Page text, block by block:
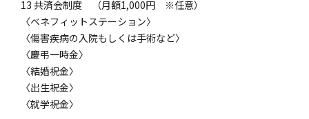
13 共済会制度 （月額1,000円 ※任意）
〈ベネフィットステーション〉
〈傷害疾病の入院もしくは手術など〉
〈慶弔一時金〉
〈結婚祝金〉
〈出生祝金〉
〈就学祝金〉